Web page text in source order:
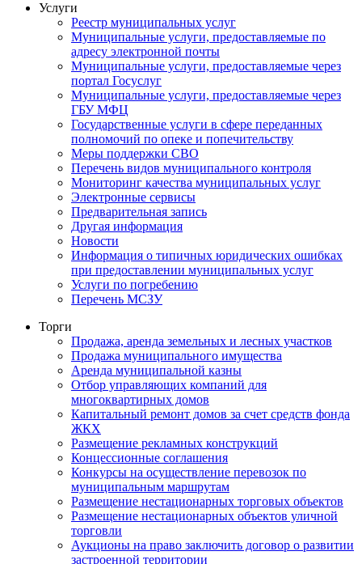
Услуги
Реестр муниципальных услуг
Муниципальные услуги, предоставляемые по
адресу электронной почты
Муниципальные услуги, предоставляемые через
портал Госуслуг
Муниципальные услуги, предоставляемые через
ГБУ МФЦ
Государственные услуги в сфере переданных
полномочий по опеке и попечительству
Меры поддержки СВО
Перечень видов муниципального контроля
Мониторинг качества муниципальных услуг
Электронные сервисы
Предварительная запись
Другая информация
Новости
Информация о типичных юридических ошибках
при предоставлении муниципальных услуг
Услуги по погребению
Перечень МСЗУ
Торги
Продажа, аренда земельных и лесных участков
Продажа муниципального имущества
Аренда муниципальной казны
Отбор управляющих компаний для
многоквартирных домов
Капитальный ремонт домов за счет средств фонда
ЖКХ
Размещение рекламных конструкций
Концессионные соглашения
Конкурсы на осуществление перевозок по
муниципальным маршрутам
Размещение нестационарных торговых объектов
Размещение нестационарных объектов уличной
торговли
Аукционы на право заключить договор о развитии
застроенной территории